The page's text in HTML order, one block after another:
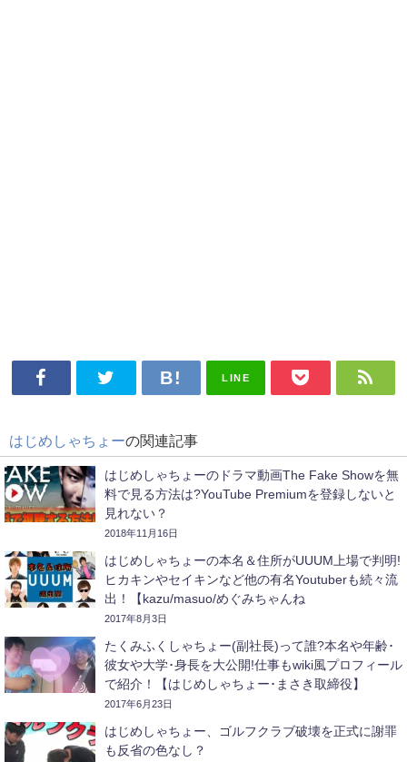
LINE
はじめしゃちょーの関連記事
はじめしゃちょーのドラマ動画The Fake Showを無
料で見る方法は?YouTube Premiumを登録しないと
見れない？
2018年11月16日
はじめしゃちょーの本名＆住所がUUUM上場で判明!
ヒカキンやセイキンなど他の有名Youtuberも続々流
出！【kazu/masuo/めぐみちゃんね
る/ABTVnetwork/ジェットダイス
ケ/sasakiasahi/PDS株式会社/瀬戸弘司など】
2017年8月3日
たくみふくしゃちょー(副社長)って誰?本名や年齢･
彼女や大学･身長を大公開!仕事もwiki風プロフィール
で紹介！【はじめしゃちょー･まさき取締役】
2017年6月23日
はじめしゃちょー、ゴルフクラブ破壊を正式に謝罪
も反省の色なし？